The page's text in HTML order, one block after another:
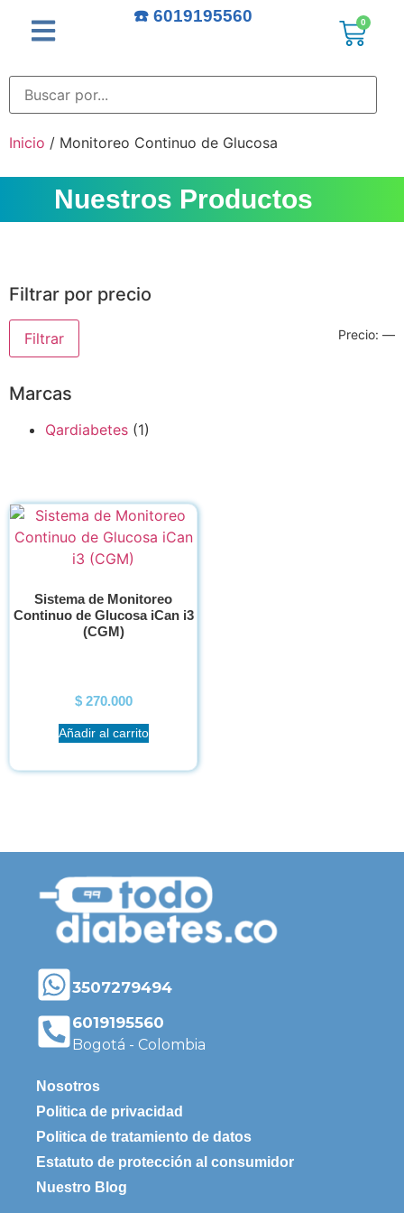
☎️ 6019195560 0
Inicio / Monitoreo Continuo de Glucosa
Nuestros Productos
Filtrar por precio
Filtrar Precio: —
Marcas
Qardiabetes (1)
Sistema de Monitoreo
Continuo de Glucosa iCan i3
(CGM)
$270.000
Añadir al carrito
3507279494
6019195560
Bogotá - Colombia
Nosotros
Politica de privacidad
Politica de tratamiento de datos
Estatuto de protección al consumidor
Nuestro Blog